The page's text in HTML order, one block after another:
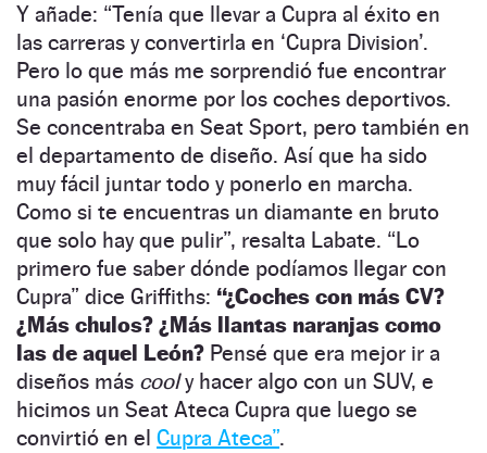
Y añade: “Tenía que llevar a Cupra al éxito en
las carreras y convertirla en ‘Cupra Division’.
Pero lo que más me sorprendió fue encontrar
una pasión enorme por los coches deportivos.
Se concentraba en Seat Sport, pero también en
el departamento de diseño. Así que ha sido
muy fácil juntar todo y ponerlo en marcha.
Como si te encuentras un diamante en bruto
que solo hay que pulir”, resalta Labate. “Lo
primero fue saber dónde podíamos llegar con
Cupra” dice Griffiths: “¿Coches con más CV?
¿Más chulos? ¿Más llantas naranjas como
las de aquel León? Pensé que era mejor ir a
diseños más cooly hacer algo con un SUV, e
hicimos un Seat Ateca Cupra que luego se
convirtió en el Cupra Ateca”.